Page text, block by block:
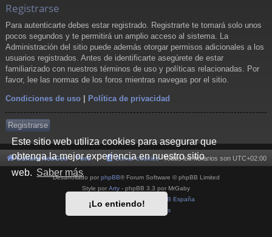
Este sitio web utiliza cookies para asegurar que
obtenga la mejor experiencia en nuestro sitio
web. Saber más
¡Lo entiendo!
Registrarse
Para autenticarte debes estar registrado. Registrarte te tomará solo unos
pocos segundos y te permitirá un amplio acceso al sistema. La
Administración del sitio puede además otorgar permisos adicionales a los
usuarios registrados. Antes de identificarte asegúrete de estar
familiarizado con nuestros términos de uso y políticas relacionadas. Por
favor, lee las normas de los foros mientras navegas por el sitio.
Condiciones de uso Política de privacidad
Registrarse
Cultura NeoGeo Foro Todos los horarios son UTC+02:00
Borrar cookies
Desarrollado por phpBB® Forum Software © phpBB Limited
Style por Arty - phpBB 3.3 por MrGaby
phpBB España
Condiciones